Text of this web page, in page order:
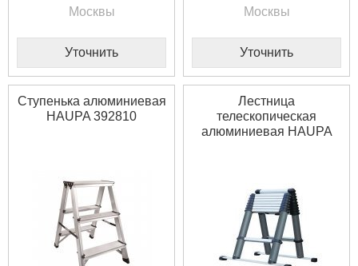
Москвы
Уточнить
Москвы
Уточнить
Ступенька алюминиевая
HAUPA 392810
Лестница
телескопическая
алюминиевая HAUPA